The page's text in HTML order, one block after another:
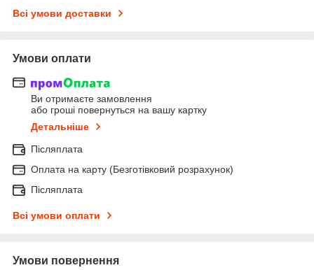
Всі умови доставки
Умови оплати
Ви отримаєте замовлення
або гроші повернуться на вашу картку
Детальніше
Післяплата
Оплата на карту (Безготівковий розрахунок)
Післяплата
Всі умови оплати
Умови повернення